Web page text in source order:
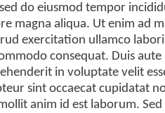
do eiusmod tempor
magna aliqua. Ut enim ad
exercitation ullamco
consequat. Duis
in voluptate velit
sint occaecat cupidatat
anim id est laborum.